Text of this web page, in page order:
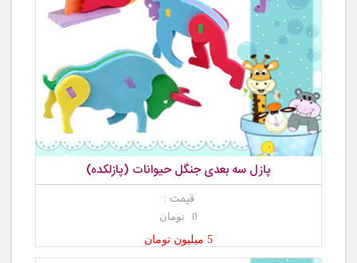
پازل سه بعدی جنگل حیوانات (پازلکده)
قیمت :
0 تومان
5 میلیون تومان